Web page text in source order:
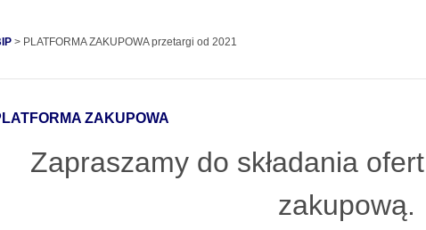
> PLATFORMA ZAKUPOWA przetargi od 2021
ZAKUPOWA
Zapraszamy do składania
zakupową.